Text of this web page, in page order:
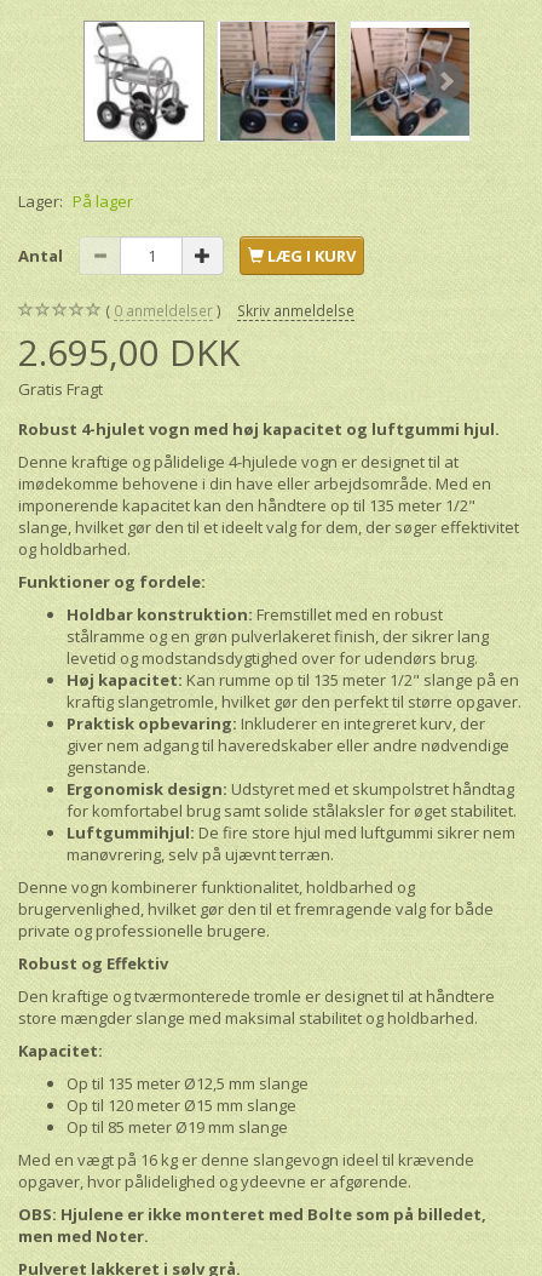
Lager: På lager
Antal LÆG I KURV
0 anmeldelser Skriv anmeldelse
2.695,00 DKK
Gratis Fragt
Robust 4-hjulet vogn med høj kapacitet og luftgummi hjul.
Denne kraftige og pålidelige 4-hjulede vogn er designet til at
imødekomme behovene i din have eller arbejdsområde. Med en
imponerende kapacitet kan den håndtere op til 135 meter 1/2"
slange, hvilket gør den til et ideelt valg for dem, der søger effektivitet
og holdbarhed.
Funktioner og fordele:
Holdbar konstruktion: Fremstillet med en robust
stålramme og en grøn pulverlakeret finish, der sikrer lang
levetid og modstandsdygtighed over for udendørs brug.
Høj kapacitet: Kan rumme op til 135 meter 1/2" slange på en
kraftig slangetromle, hvilket gør den perfekt til større opgaver.
Praktisk opbevaring: Inkluderer en integreret kurv, der
giver nem adgang til haveredskaber eller andre nødvendige
genstande.
Ergonomisk design: Udstyret med et skumpolstret håndtag
for komfortabel brug samt solide stålaksler for øget stabilitet.
Luftgummihjul: De fire store hjul med luftgummi sikrer nem
manøvrering, selv på ujævnt terræn.
Denne vogn kombinerer funktionalitet, holdbarhed og
brugervenlighed, hvilket gør den til et fremragende valg for både
private og professionelle brugere.
Robust og Effektiv
Den kraftige og tværmonterede tromle er designet til at håndtere
store mængder slange med maksimal stabilitet og holdbarhed.
Kapacitet:
Op til 135 meter Ø12,5 mm slange
Op til 120 meter Ø15 mm slange
Op til 85 meter Ø19 mm slange
Med en vægt på 16 kg er denne slangevogn ideel til krævende
opgaver, hvor pålidelighed og ydeevne er afgørende.
OBS: Hjulene er ikke monteret med Bolte som på billedet,
men med Noter.
Pulveret lakkeret i sølv grå.